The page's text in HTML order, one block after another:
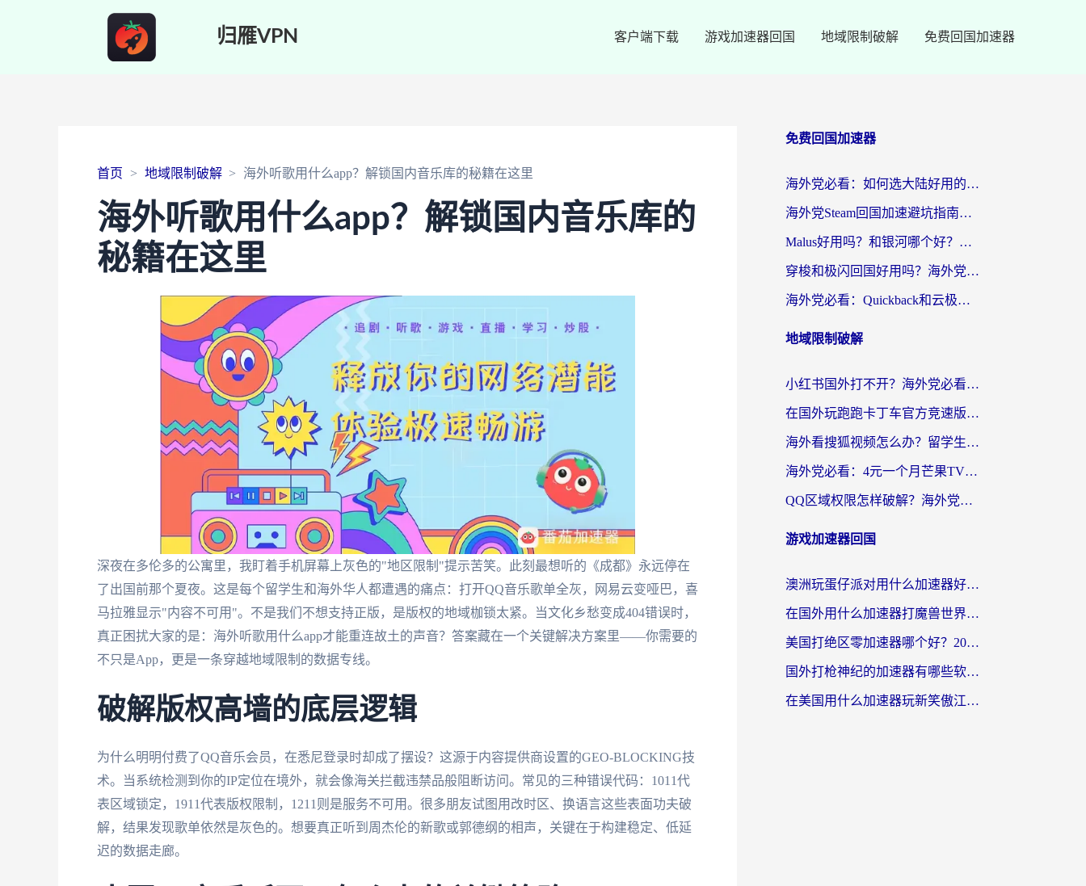
归雁VPN 客户端下载 游戏加速器回国 地域限制破解 免费回国加速器
首页 地域限制破解 海外听歌用什么app？解锁国内音乐库的秘籍在这里
海外听歌用什么app？解锁国内音乐库的
秘籍在这里
深夜在多伦多的公寓里，我盯着手机屏幕上灰色的"地区限制"提示苦笑。此刻最想听的《成都》永远停在
了出国前那个夏夜。这是每个留学生和海外华人都遭遇的痛点：打开QQ音乐歌单全灰，网易云变哑巴，喜
马拉雅显示"内容不可用"。不是我们不想支持正版，是版权的地域枷锁太紧。当文化乡愁变成404错误时，
真正困扰大家的是：海外听歌用什么app才能重连故土的声音？答案藏在一个关键解决方案里——你需要的
不只是App，更是一条穿越地域限制的数据专线。
破解版权高墙的底层逻辑
为什么明明付费了QQ音乐会员，在悉尼登录时却成了摆设？这源于内容提供商设置的GEO-BLOCKING技
术。当系统检测到你的IP定位在境外，就会像海关拦截违禁品般阻断访问。常见的三种错误代码：1011代
表区域锁定，1911代表版权限制，1211则是服务不可用。很多朋友试图用改时区、换语言这些表面功夫破
解，结果发现歌单依然是灰色的。想要真正听到周杰伦的新歌或郭德纲的相声，关键在于构建稳定、低延
迟的数据走廊。
免费回国加速器
海外党必看：如何选大陆好用的vpn？一篇解决你的回国访问难题
海外党Steam回国加速避坑指南：从延迟卡顿到无缝畅玩，我踩过的坑和最优解
Malus好用吗？和银河哪个好？海外党选回国加速器的避坑指南（附乌克兰玩国内游戏实测）
穿梭和极闪回国好用吗？海外党亲测4款加速器+1个隐藏宝藏
海外党必看：Quickback和云极好用吗？3招教你选对回国加速器（附PC端VPN实测对比）
地域限制破解
小红书国外打不开？海外党必看！3步解决国内影音、生活服务全畅通
在国外玩跑跑卡丁车官方竞速版总卡顿？这篇攻略帮你解决地区限制+低延迟难题
海外看搜狐视频怎么办？留学生亲测有效的回国加速器选择指南
海外党必看：4元一个月芒果TV会员？选对回国加速器就能实现！
QQ区域权限怎样破解？海外党亲测有效的回国加速方案（附看剧看电影神器推荐）
游戏加速器回国
澳洲玩蛋仔派对用什么加速器好？留学生亲测有效的国服游戏加速指南
在国外用什么加速器打魔兽世界不卡？海外党国服游戏流畅指南
美国打绝区零加速器哪个好？2026海外玩家实测指南（附英国部落冲突梦幻西游加速技巧）
国外打枪神纪的加速器有哪些软件？2026海外玩家亲测实用指南
在美国用什么加速器玩新笑傲江湖比较好一点？海外玩家亲测的靠谱方案